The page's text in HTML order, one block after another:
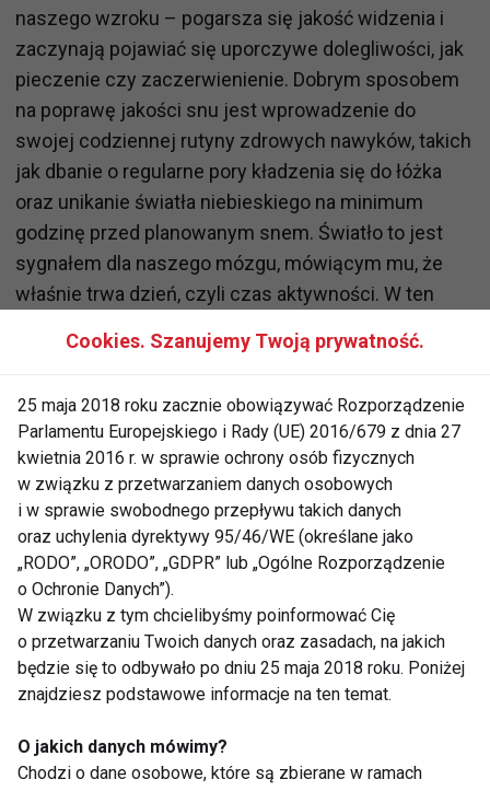
naszego wzroku – pogarsza się jakość widzenia i
zaczynają pojawiać się uporczywe dolegliwości, jak
pieczenie czy zaczerwienienie. Dobrym sposobem
na poprawę jakości snu jest wprowadzenie do
swojej codziennej rutyny zdrowych nawyków, takich
jak dbanie o regularne pory kładzenia się do łóżka
oraz unikanie światła niebieskiego na minimum
godzinę przed planowanym snem. Światło to jest
sygnałem dla naszego mózgu, mówiącym mu, że
właśnie trwa dzień, czyli czas aktywności. W ten
organizmie melatoniny – hormonu, który ułatwia
Zatem, zamiast kończyć dzień przed ekranem, lepiej
będzie poczytać ulubioną książkę lub poukładać
puzzle. Automotywacja i otwartość na to, co w życiu
dobre i pozytywne pomoże nam w sukcesywnym
wdrażaniu i utrzymywaniu pozytywnych nawyków.
Warto spróbować nowych sposobów, które uspokoją
umysł i pomogą nam w odpowiednim czasie
wyciszyć ciało i umysł.
Codziennie wieczorem, pomyśl o trzech dobrych
to będą nawet małe drobnostki, za które jesteś
wdzięczny(a). Naucz się je dostrzegać także wtedy,
Cookies. Szanujemy Twoją prywatność.
25 maja 2018 roku zacznie obowiązywać Rozporządzenie
Parlamentu Europejskiego i Rady (UE) 2016/679 z dnia 27
kwietnia 2016 r. w sprawie ochrony osób fizycznych
w związku z przetwarzaniem danych osobowych
i w sprawie swobodnego przepływu takich danych
oraz uchylenia dyrektywy 95/46/WE (określane jako
„RODO”, „ORODO”, „GDPR” lub „Ogólne Rozporządzenie
o Ochronie Danych”).
W związku z tym chcielibyśmy poinformować Cię
o przetwarzaniu Twoich danych oraz zasadach, na jakich
będzie się to odbywało po dniu 25 maja 2018 roku. Poniżej
znajdziesz podstawowe informacje na ten temat.
O jakich danych mówimy?
Chodzi o dane osobowe, które są zbierane w ramach